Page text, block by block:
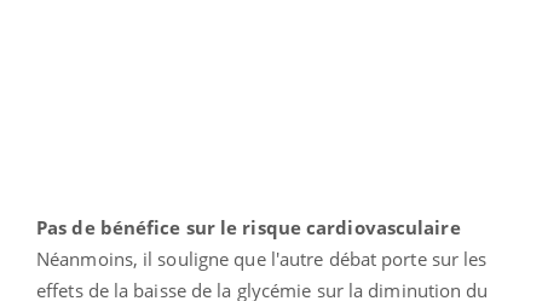
Pas de bénéfice sur le risque cardiovasculaire
Néanmoins, il souligne que l'autre débat porte sur les
effets de la baisse de la glycémie sur la diminution du